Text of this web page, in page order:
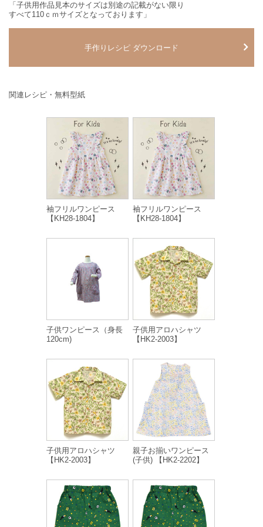
「子供用作品見本のサイズは別途の記載がない限り
すべて110ｃｍサイズとなっております」
手作りレシピ ダウンロード
関連レシピ・無料型紙
袖フリルワンピース
【KH28-1804】
袖フリルワンピース
【KH28-1804】
子供ワンピース（身長
120cm)
子供用アロハシャツ
【HK2-2003】
子供用アロハシャツ
【HK2-2003】
親子お揃いワンピース
(子供) 【HK2-2202】